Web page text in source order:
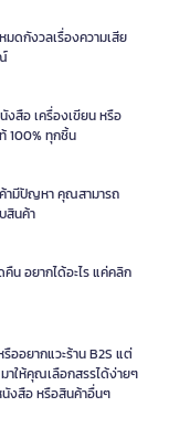
ดกังวลเรื่องความเสีย
งสือ เครื่องเขียน หรือ
100% ทุกชิ้น
ค้ามีปัญหา คุณสามารถ
สินค้า
น อยากได้อะไร แค่คลิก
ออยากแวะร้าน B2S แต่
าให้คุณเลือกสรรได้ง่ายๆ
งสือ หรือสินค้าอื่นๆ